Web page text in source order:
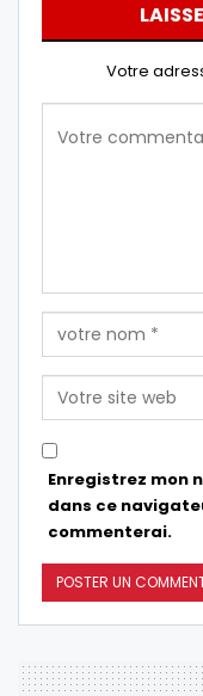
Votre
Enregistrez mon
dans ce
commenterai.